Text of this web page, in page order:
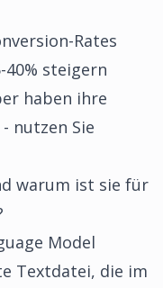
Rates
steigern
haben ihre
nutzen Sie
warum ist sie für
Model
Textdatei, die im